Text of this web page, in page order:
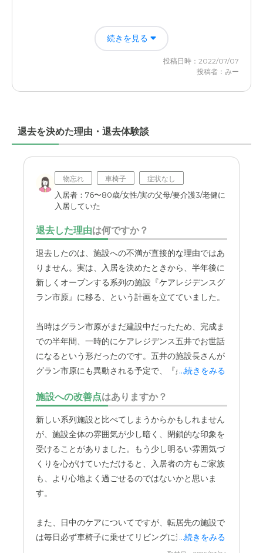
国道から近く、したくから30分程度で行くことができ、
鉄道駅からもばすの便がゃく、利便性は良い。
清潔感があってよかった。また個室になっていたので、プ
ライバシーが守られるのでよいと思った。
外観・内装・居室・設備について
清潔感があってよかった。個室なので、プライバシーが守
介護医療サービスについて
これに関しては、実際サービスを受けていないのでよくわ
からない。ただ、夜間もスタッフは在住しているので安心
感はある
近隣環境や交通アクセスについて
これといってコメントはない。ただ、面会に行ったりする
なら、自家用車でないと不便ないちにあると思う
料金費用について
値段は高い方だと思う。サービスが値段にあっているなら
いいが、、、という感じではあった。
続きを見る
投稿日時：2022/07/07
投稿者：みー
退去を決めた理由・退去体験談
物忘れ 車椅子 症状なし
入居者：76〜80歳/女性/実の父母/要介護3/老健に
入居していた
退去した理由は何ですか？
退去したのは、施設への不満が直接的な理由ではあ
りません。実は、入居を決めたときから、半年後に
新しくオープンする系列の施設『ケアレジデンスグ
ラン市原』に移る、という計画を立てていました。
当時はグラン市原がまだ建設中だったため、完成ま
での半年間、一時的にケアレジデンス五井でお世話
になるという形だったのです。五井の施設長さんが
グラン市原にも異動される予定で、『必ず入れます
ムーズに転居することができました。
...続きをみる
施設への改善点はありますか？
新しい系列施設と比べてしまうからかもしれません
が、施設全体の雰囲気が少し暗く、閉鎖的な印象を
受けることがありました。もう少し明るい雰囲気づ
くりを心がけていただけると、入居者の方もご家族
も、より心地よく過ごせるのではないかと思いま
す。
また、日中のケアについてですが、転居先の施設で
は毎日必ず車椅子に乗せてリビングに連れて行って
...続きをみる